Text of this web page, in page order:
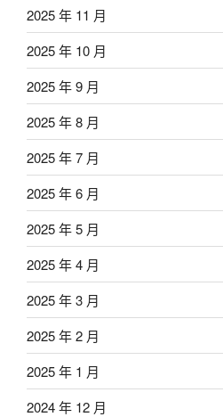
2025 年 11 月
2025 年 10 月
2025 年 9 月
2025 年 8 月
2025 年 7 月
2025 年 6 月
2025 年 5 月
2025 年 4 月
2025 年 3 月
2025 年 2 月
2025 年 1 月
2024 年 12 月